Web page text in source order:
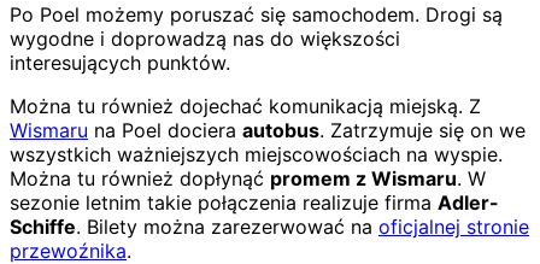
Po Poel możemy poruszać się samochodem. Drogi są
wygodne i doprowadzą nas do większości
interesujących punktów.
Można tu również dojechać komunikacją miejską. Z
Wismaru na Poel dociera autobus. Zatrzymuje się on we
wszystkich ważniejszych miejscowościach na wyspie.
Można tu również dopłynąć promem z Wismaru. W
sezonie letnim takie połączenia realizuje firma Adler-
Schiffe. Bilety można zarezerwować na oficjalnej stronie
przewoźnika.